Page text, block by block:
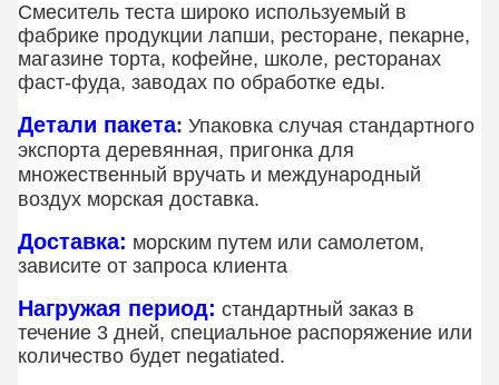
Смеситель теста широко используемый в
фабрике продукции лапши, ресторане, пекарне,
магазине торта, кофейне, школе, ресторанах
фаст-фуда, заводах по обработке еды.
Детали пакета: Упаковка случая стандартного
экспорта деревянная, пригонка для
множественный вручать и международный
воздух морская доставка.
Доставка: морским путем или самолетом,
зависите от запроса клиента
Нагружая период: стандартный заказ в
течение 3 дней, специальное распоряжение или
количество будет negatiated.